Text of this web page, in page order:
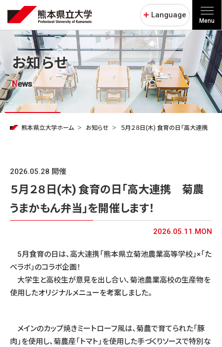
Language
Menu
お知らせ
News
熊本県立大学ホーム お知らせ ５月２８日(木) 食育の日「高大連携 菊
2026.05.28 開催
５月２８日(木) 食育の日「高大連携 菊農
うまかもん弁当」を開催します！
2026.05.11.MON
5月食育の日は、高大連携「熊本県立菊池農業高等学校」×「た
べラボ」のコラボ企画！
大学生と高校生が意見を出し合い、菊池農業高校の生産物を
使用したオリジナルメニューを考案しました。
メインのカップ焼きミートローフ風は、菊農で育てられた「豚
肉」を使用し、菊農産「トマト」を使用した手づくりソースで特別な